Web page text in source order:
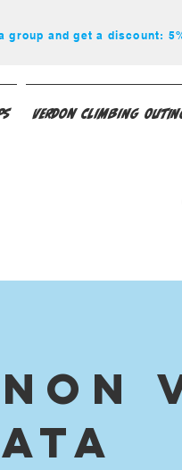
group and get a discount:
Verdon Climbing